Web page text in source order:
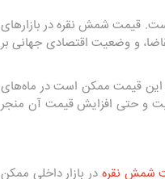
قیمت شمش نقره در بازارهای
و وضعیت اقتصادی جهانی بر
مالی، این قیمت ممکن است در ماه‌های
و حتی افزایش قیمت آن منجر
شمش نقره در بازار داخلی ممکن